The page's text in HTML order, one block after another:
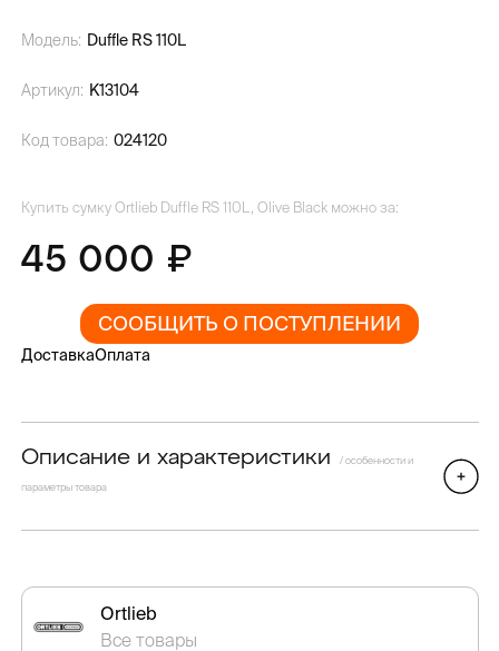
Модель: Duffle RS 110L
Артикул: K13104
Код товара: 024120
Купить сумку Ortlieb Duffle RS 110L, Olive Black можно за:
45 000
СООБЩИТЬ О ПОСТУПЛЕНИИ
ДоставкаОплата
Описание и характеристики / особенности и
параметры товара
Ortlieb
Все товары